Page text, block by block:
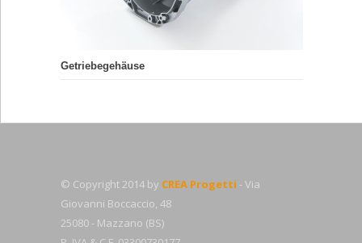
Getriebegehäuse
© Copyright 2014 by CREA Progetti - Via
Giovanni Boccaccio, 48
25080 - Mazzano (BS)